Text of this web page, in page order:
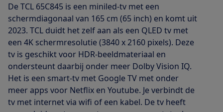
De TCL 65C845 is een miniled-tv met een
schermdiagonaal van 165 cm (65 inch) en komt uit
2023. TCL duidt het zelf aan als een QLED tv met
een 4K schermresolutie (3840 x 2160 pixels). Deze
tv is geschikt voor HDR-beeldmateriaal en
ondersteunt daarbij onder meer Dolby Vision IQ.
Het is een smart-tv met Google TV met onder
meer apps voor Netflix en Youtube. Je verbindt de
tv met internet via wifi of een kabel. De tv heeft